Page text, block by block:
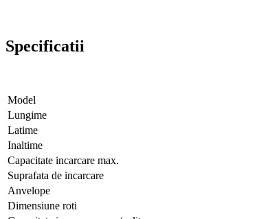
Specificatii
Model
Lungime
Latime
Inaltime
Capacitate incarcare max.
Suprafata de incarcare
Anvelope
Dimensiune roti